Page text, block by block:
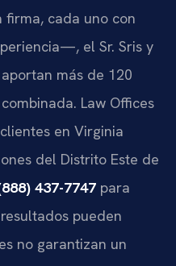
cada uno con
el Sr. Sris y
más de 120
Law Offices
en Virginia
del Distrito Este de
437-7747 para
pueden
no garantizan un